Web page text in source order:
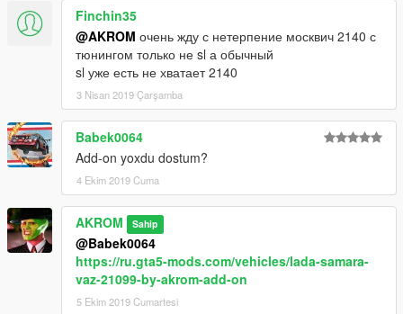
Finchin35
@AKROM очень жду с нетерпение москвич 2140 с
тюнингом только не sl а обычный
sl уже есть не хватает 2140
3 Nisan 2019 Çarşamba
Babek0064
Add-on yoxdu dostum?
4 Ekim 2019 Cuma
AKROM Sahip
@Babek0064
https://ru.gta5-mods.com/vehicles/lada-samara-
vaz-21099-by-akrom-add-on
5 Ekim 2019 Cumartesi